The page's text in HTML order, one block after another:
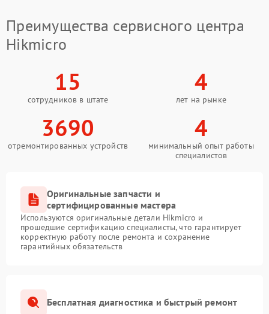
Преимущества сервисного центра
Hikmicro
15
сотрудников в штате
4
лет на рынке
3690
отремонтированных устройств
4
минимальный опыт работы
специалистов
Оригинальные запчасти и
сертифицированные мастера
Используются оригинальные детали Hikmicro и
прошедшие сертификацию специалисты, что гарантирует
корректную работу после ремонта и сохранение
гарантийных обязательств
Бесплатная диагностика и быстрый ремонт